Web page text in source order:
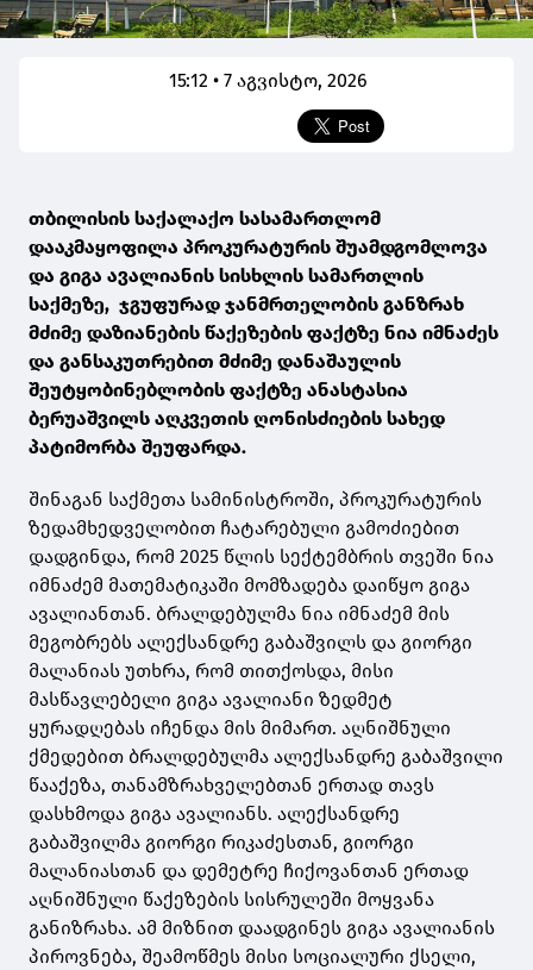
15:12 • 7 აგვისტო, 2026
თბილისის საქალაქო სასამართლომ
დააკმაყოფილა პროკურატურის შუამდგომლოვა
და გიგა ავალიანის სისხლის სამართლის
საქმეზე, ჯგუფურად ჯანმრთელობის განზრახ
მძიმე დაზიანების წაქეზების ფაქტზე ნია იმნაძეს
და განსაკუთრებით მძიმე დანაშაულის
შეუტყობინებლობის ფაქტზე ანასტასია
ბერუაშვილს აღკვეთის ღონისძიების სახედ
პატიმორბა შეუფარდა.
შინაგან საქმეთა სამინისტროში, პროკურატურის
ზედამხედველობით ჩატარებული გამოძიებით
დადგინდა, რომ 2025 წლის სექტემბრის თვეში ნია
იმნაძემ მათემატიკაში მომზადება დაიწყო გიგა
ავალიანთან. ბრალდებულმა ნია იმნაძემ მის
მეგობრებს ალექსანდრე გაბაშვილს და გიორგი
მალანიას უთხრა, რომ თითქოსდა, მისი
მასწავლებელი გიგა ავალიანი ზედმეტ
ყურადღებას იჩენდა მის მიმართ. აღნიშნული
ქმედებით ბრალდებულმა ალექსანდრე გაბაშვილი
წააქეზა, თანამზრახველებთან ერთად თავს
დასხმოდა გიგა ავალიანს. ალექსანდრე
გაბაშვილმა გიორგი რიკაძესთან, გიორგი
მალანიასთან და დემეტრე ჩიქოვანთან ერთად
აღნიშნული წაქეზების სისრულეში მოყვანა
განიზრახა. ამ მიზნით დაადგინეს გიგა ავალიანის
პიროვნება, შეამოწმეს მისი სოციალური ქსელი,